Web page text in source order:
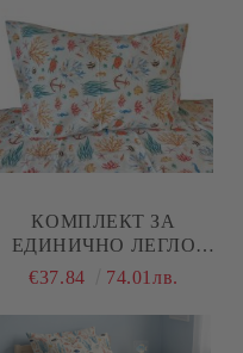
КОМПЛЕКТ ЗА
ЕДИНИЧНО ЛЕГЛО
МОРСКИ ОБИТАТЕЛИ ,
ПАМУК (ПОПЛИН), 3
ЧАСТИ
€37.84 74.01лв.